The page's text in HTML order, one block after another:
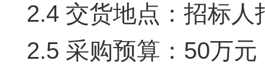
2.4 交货地点：招标人
2.5 采购预算：50万元